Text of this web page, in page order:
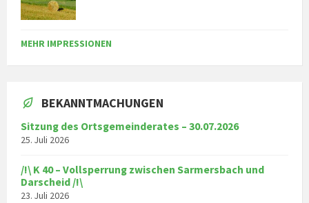
MEHR IMPRESSIONEN
BEKANNTMACHUNGEN
Sitzung des Ortsgemeinderates – 30.07.2026
25. Juli 2026
/!\ K 40 – Vollsperrung zwischen Sarmersbach und
Darscheid /!\
23. Juli 2026